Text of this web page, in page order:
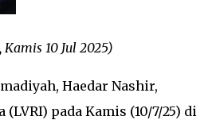
10 Jul 2025)
Haedar Nashir,
pada Kamis (10/7/25) di